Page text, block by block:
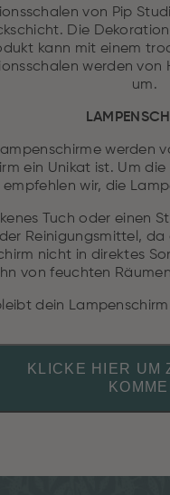
von Pip
Die
kann mit einem
werden
um.
werden
ein Unikat ist. Um
wir, die
Tuch oder einen
Reinigungsmittel,
nicht in direktes
von feuchten
dein
KLICKE HIER UM